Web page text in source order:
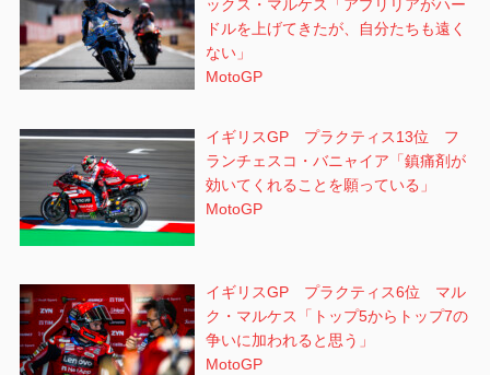
ックス・マルケス「アプリリアがハー
ドルを上げてきたが、自分たちも遠く
ない」
MotoGP
イギリスGP プラクティス13位 フ
ランチェスコ・バニャイア「鎮痛剤が
効いてくれることを願っている」
MotoGP
イギリスGP プラクティス6位 マル
ク・マルケス「トップ5からトップ7の
争いに加われると思う」
MotoGP